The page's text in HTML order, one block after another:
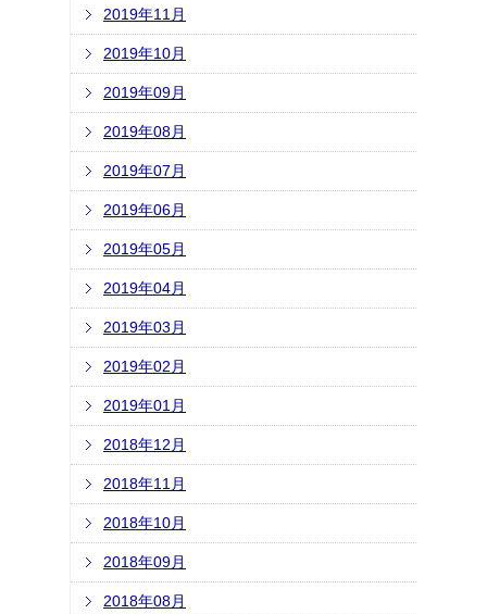
2019年11月
2019年10月
2019年09月
2019年08月
2019年07月
2019年06月
2019年05月
2019年04月
2019年03月
2019年02月
2019年01月
2018年12月
2018年11月
2018年10月
2018年09月
2018年08月